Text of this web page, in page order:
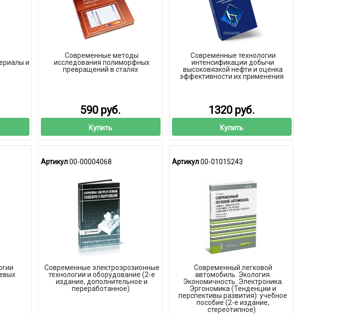
и
Современные методы
исследования полиморфных
превращений в сталях
590 руб.
Купить
Современные технологии
интенсификации добычи
высоковязкой нефти и оценка
эффективности их применения
1320 руб.
Купить
Артикул00-00004068
Современные электроэрозионные
технологии и оборудование (2-е
издание, дополнительное и
переработанное)
Артикул00-01015243
Современный легковой
автомобиль. Экология.
Экономичность. Электроника.
Эргономика (Тенденции и
перспективы развития): учебное
пособие (2-е издание,
стереотипное)